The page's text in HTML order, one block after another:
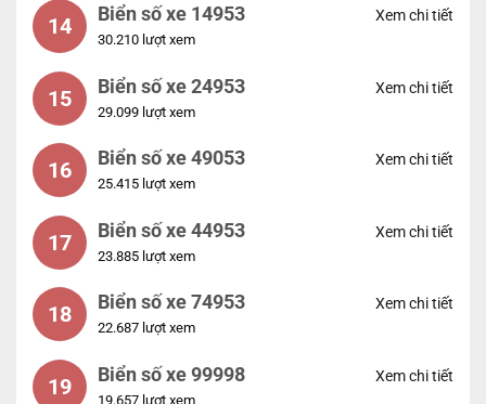
14 Biển số xe 14953
30.210 lượt xem
Xem chi tiết
15 Biển số xe 24953
29.099 lượt xem
Xem chi tiết
16 Biển số xe 49053
25.415 lượt xem
Xem chi tiết
17 Biển số xe 44953
23.885 lượt xem
Xem chi tiết
18 Biển số xe 74953
22.687 lượt xem
Xem chi tiết
19 Biển số xe 99998
19.657 lượt xem
Xem chi tiết